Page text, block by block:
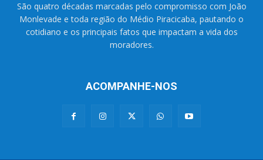
São quatro décadas marcadas pelo compromisso com João
Monlevade e toda região do Médio Piracicaba, pautando o
cotidiano e os principais fatos que impactam a vida dos
moradores.
ACOMPANHE-NOS